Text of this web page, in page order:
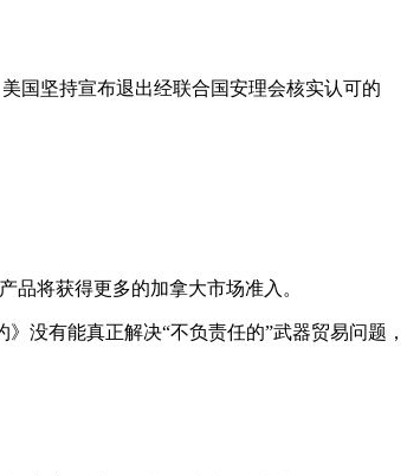
国坚持宣布退出经联合国安理会核实认可的
品将获得更多的加拿大市场准入。
没有能真正解决“不负责任的”武器贸易问题，